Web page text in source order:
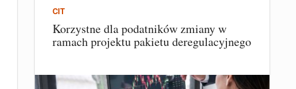
CIT
Korzystne dla podatników zmiany w
ramach projektu pakietu deregulacyjnego